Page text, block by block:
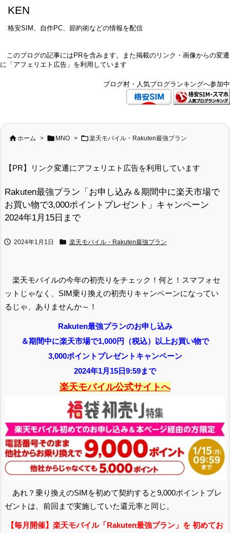
KEN
格安SIM、自作PC、節約術などの情報を配信
このブログの記事にはPRを含みます。また掲載のリンク・画像からの変遷
に「アフェリエト広告」を利用しています
ブログ村・人気ブログランキングへ参加中
 ホーム >  MNO > 楽天モバイル・Rakuten最強プラン
【PR】リンク変遷にアフェリエト広告を利用しています
Rakuten最強プラン「お申し込み＆期間中に楽天市場で
お買い物で3,000ポイントプレゼント」キャンペーン
2024年1月15日まで
 2024年1月1日  楽天モバイル・Rakuten最強プラン
楽天モバイルの今年の初売りをチェック！何と！スマフォセ
ットじゃなく、SIM乗り換えの初売りキャンペーンになってい
るじゃ、ありませんか～！
Rakuten最強プランのお申し込み
＆期間中に楽天市場で1,000円（税込）以上お買い物で
3,000ポイントプレゼントキャンペーン
2024年1月15日9:59まで
楽天モバイル公式サイトへ
あれ？乗り換えのSIMを初めて契約すると9,000ポイントプレ
ゼントは、前回まで実施していた還元率と同じ。
【毎月開催】楽天モバイル「Rakuten最強プラン」を 初めてお